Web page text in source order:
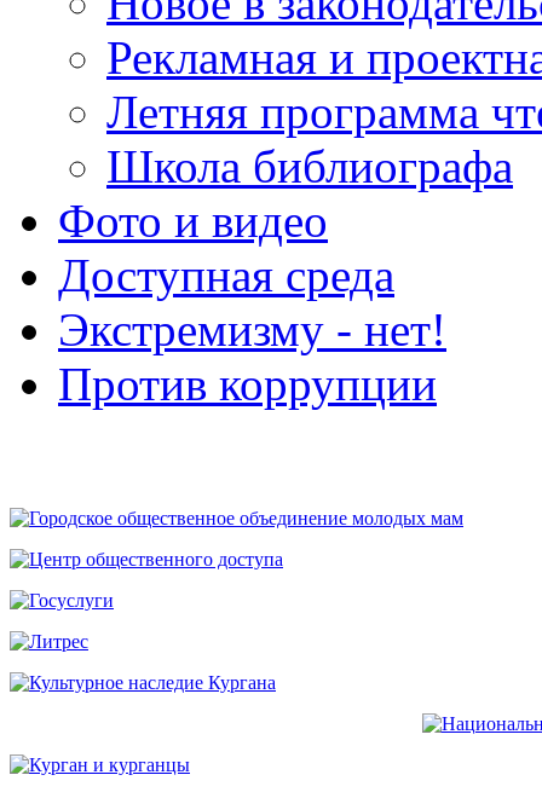
Рекламная и
Летняя программа
Школа библиографа
Фото и видео
Доступная среда
Экстремизму - нет!
Против коррупции